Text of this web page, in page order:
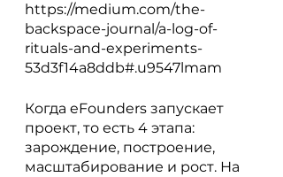
https://medium.com/the-
backspace-journal/a-log-of-
rituals-and-experiments-
53d3f14a8ddb#.u9547lmam
Когда eFounders запускает
проект, то есть 4 этапа:
зарождение, построение,
масштабирование и рост. На